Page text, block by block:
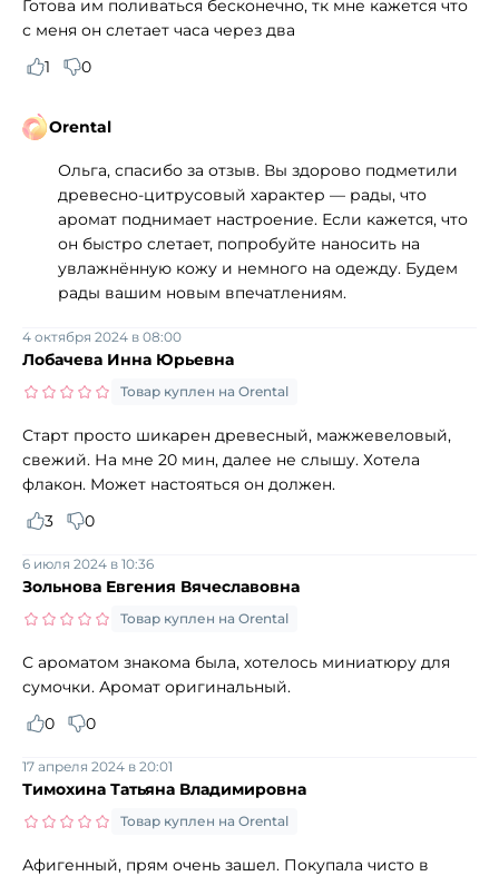
Готова им поливаться бесконечно, тк мне кажется что
с меня он слетает часа через два
1
0
Orental
Ольга, спасибо за отзыв. Вы здорово подметили
древесно‑цитрусовый характер — рады, что
аромат поднимает настроение. Если кажется, что
он быстро слетает, попробуйте наносить на
увлажнённую кожу и немного на одежду. Будем
рады вашим новым впечатлениям.
Лобачева Инна Юрьевна
4 октября 2024 в 08:00
Товар куплен на Orental
Старт просто шикарен древесный, мажжевеловый,
свежий. На мне 20 мин, далее не слышу. Хотела
флакон. Может настояться он должен.
3
0
Зольнова Евгения Вячеславовна
6 июля 2024 в 10:36
Товар куплен на Orental
С ароматом знакома была, хотелось миниатюру для
сумочки. Аромат оригинальный.
0
0
Тимохина Татьяна Владимировна
17 апреля 2024 в 20:01
Товар куплен на Orental
Афигенный, прям очень зашел. Покупала чисто в